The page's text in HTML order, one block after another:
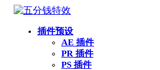
插件预设
AE 插件
PR 插件
PS 插件